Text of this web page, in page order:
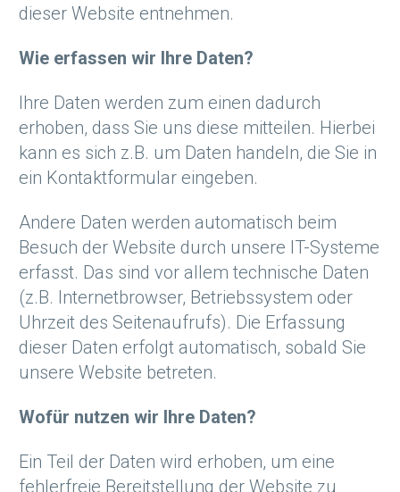
dieser Website entnehmen.
Wie erfassen wir Ihre Daten?
Ihre Daten werden zum einen dadurch
erhoben, dass Sie uns diese mitteilen. Hierbei
kann es sich z.B. um Daten handeln, die Sie in
ein Kontaktformular eingeben.
Andere Daten werden automatisch beim
Besuch der Website durch unsere IT-Systeme
erfasst. Das sind vor allem technische Daten
(z.B. Internetbrowser, Betriebssystem oder
Uhrzeit des Seitenaufrufs). Die Erfassung
dieser Daten erfolgt automatisch, sobald Sie
unsere Website betreten.
Wofür nutzen wir Ihre Daten?
Ein Teil der Daten wird erhoben, um eine
fehlerfreie Bereitstellung der Website zu